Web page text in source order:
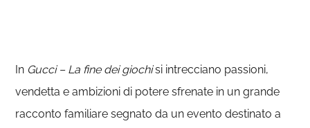
In Gucci – La fine dei giochisi intrecciano passioni,
vendetta e ambizioni di potere sfrenate in un grande
racconto familiare segnato da un evento destinato a